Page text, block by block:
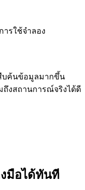
ารใช้จำลอง
บค้นข้อมูลมากขึ้น
งสถานการณ์จริงได้ดี
มือได้ทันที